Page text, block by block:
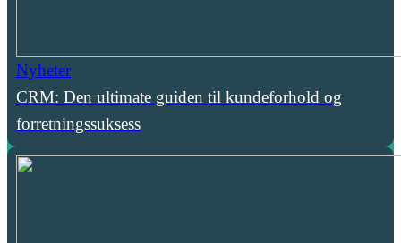
Nyheter
CRM: Den ultimate guiden til kundeforhold og
forretningssuksess